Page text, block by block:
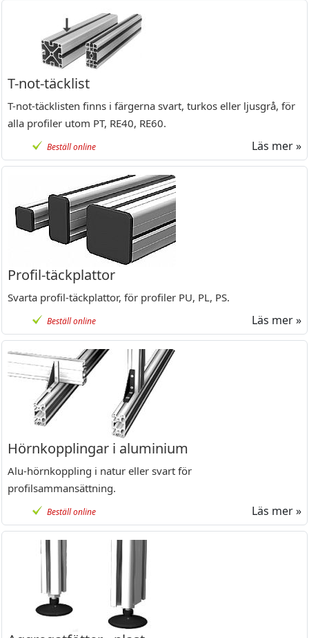
T-not-täcklist
T-not-täcklisten finns i färgerna svart, turkos eller ljusgrå, för
alla profiler utom PT, RE40, RE60.
Beställ online Läs mer »
Profil-täckplattor
Svarta profil-täckplattor, för profiler PU, PL, PS.
Beställ online Läs mer »
Hörnkopplingar i aluminium
Alu-hörnkoppling i natur eller svart för
profilsammansättning.
Beställ online Läs mer »